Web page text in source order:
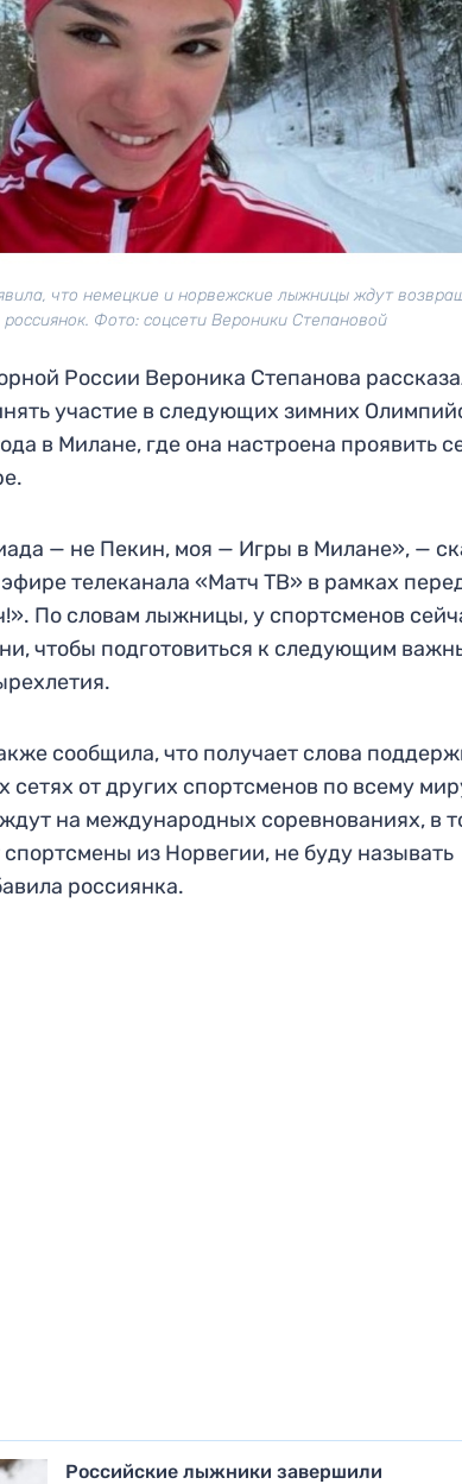
что немецкие и норвежские лыжницы ждут
россиянок. Фото: соцсети Вероники Степановой
России Вероника Степанова
участие в следующих зимних
в Милане, где она настроена проявить
— не Пекин, моя — Игры в Милане», —
телеканала «Матч ТВ» в рамках
По словам лыжницы, у спортсменов
чтобы подготовиться к следующим
сообщила, что получает слова
сетях от других спортсменов по всему
на международных соревнованиях, в
из Норвегии, не буду называть
россиянка.
Российские лыжники завершили